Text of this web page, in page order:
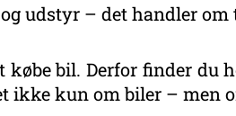
udstyr – det handler om
bil. Derfor finder du
kun om biler – men